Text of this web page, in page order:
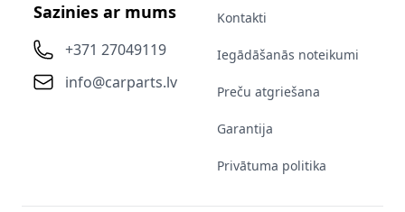
Sazinies ar mums
+371 27049119
info@carparts.lv
Kontakti
Iegādāšanās noteikumi
Preču atgriešana
Garantija
Privātuma politika